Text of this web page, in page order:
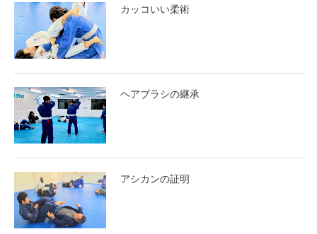
カッコいい柔術
ヘアブラシの継承
アシカンの証明